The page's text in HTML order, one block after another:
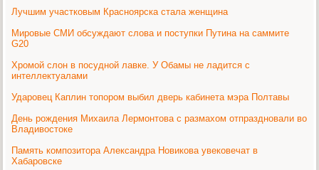
Лучшим участковым Красноярска стала женщина
Мировые СМИ обсуждают слова и поступки Путина на саммите
G20
Хромой слон в посудной лавке. У Обамы не ладится с
интеллектуалами
Ударовец Каплин топором выбил дверь кабинета мэра Полтавы
День рождения Михаила Лермонтова с размахом отпраздновали во
Владивостоке
Память композитора Александра Новикова увековечат в
Хабаровске